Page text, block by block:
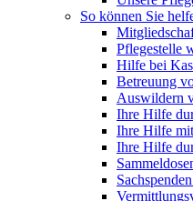
So können Sie
Pflegestelle
Hilfe bei
Betreuung
Auswildern
Ihre Hilfe
Ihre Hilfe
Ihre Hilfe